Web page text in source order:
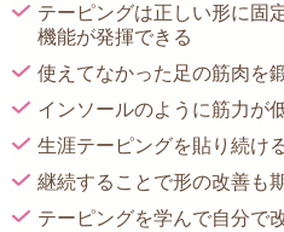
テーピングは正しい形に固
機能が発揮できる
使えてなかった足の筋肉を
インソールのように筋力が
生涯テーピングを貼り続け
継続することで形の改善も
テーピングを学んで自分で